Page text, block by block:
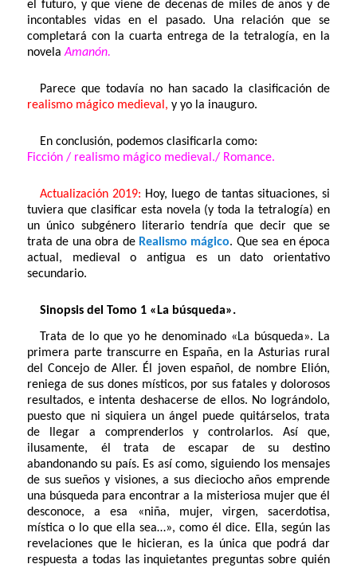
el futuro, y que viene de decenas de miles de años y de
incontables vidas en el pasado. Una relación que se
completará con la cuarta entrega de la tetralogía, en la
novelaAmanón.
Parece que todavía no han sacado la clasificación de
realismo mágico medieval,y yo la inauguro.
En conclusión, podemos clasificarla como:
Ficción / realismo mágico medieval./ Romance.
Actualización 2019: Hoy, luego de tantas situaciones, si
tuviera que clasificar esta novela (y toda la tetralogía) en
un único subgénero literario tendría que decir que se
trata de una obra de Realismo mágico. Que sea en época
actual, medieval o antigua es un dato orientativo
secundario.
Sinopsis del Tomo 1 «La búsqueda».
Trata de lo que yo he denominado «La búsqueda». La
primera parte transcurre en España, en la Asturias rural
del Concejo de Aller. Él joven español, de nombre Elión,
reniega de sus dones místicos, por sus fatales y dolorosos
resultados, e intenta deshacerse de ellos. No lográndolo,
puesto que ni siquiera un ángel puede quitárselos, trata
de llegar a comprenderlos y controlarlos. Así que,
ilusamente, él trata de escapar de su destino
abandonando su país. Es así como, siguiendo los mensajes
de sus sueños y visiones, a sus dieciocho años emprende
una búsqueda para encontrar a la misteriosa mujer que él
desconoce, a esa «niña, mujer, virgen, sacerdotisa,
mística o lo que ella sea…», como él dice. Ella, según las
revelaciones que le hicieran, es la única que podrá dar
respuesta a todas las inquietantes preguntas sobre quién